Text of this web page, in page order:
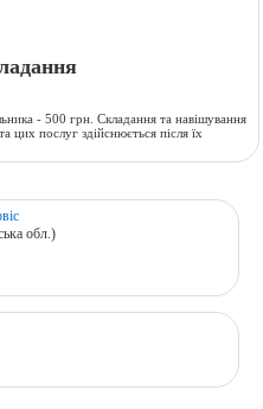
- 500 грн. Складання та навішування
цих послуг здійснюється після їх
обл.)